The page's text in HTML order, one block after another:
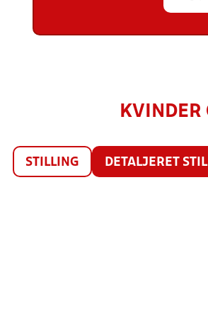
STILLING DETALJERET